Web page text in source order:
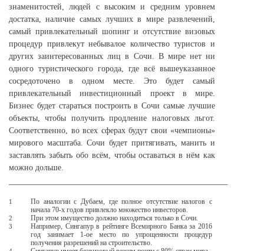
знаменитостей, людей с высоким и средним уровнем
достатка, наличие самых лучших в мире развлечений,
самый привлекательный шопинг и отсутствие визовых
процедур привлекут небывалое количество туристов и
других заинтересованных лиц в Сочи. В мире нет ни
одного туристического города, где всё вышеуказанное
сосредоточено в одном месте. Это будет самый
привлекательный инвестиционный проект в мире.
Бизнес будет стараться построить в Сочи самые лучшие
объекты, чтобы получить продление налоговых льгот.
Соответственно, во всех сферах будут свои «чемпионы»
мирового масштаба. Сочи будет притягивать, манить и
заставлять забыть обо всём, чтобы оставаться в нём как
можно дольше.
1
По аналогии с Дубаем, где полное отсутствие налогов с
начала 70-х годов привлекло множество инвесторов.
2 При этом имущество должно находиться только в Сочи.
3
Например, Сингапур в рейтинге Всемирного Банка за 2016
год занимает 1-ое место по упрощенности процедур
получения разрешений на строительство.